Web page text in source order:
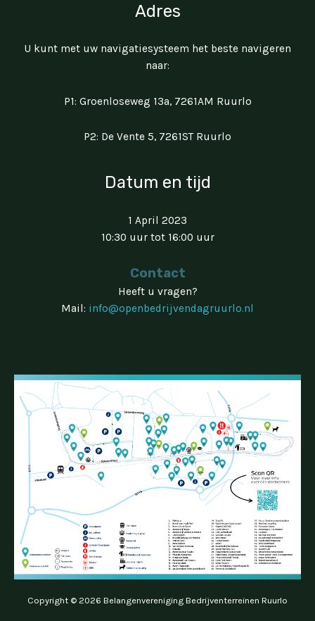
Adres
U kunt met uw navigatiesysteem het beste navigeren
naar:
P1: Groenloseweg 13a, 7261AM Ruurlo
P2: De Vente 5, 7261ST Ruurlo
Datum en tijd
1 April 2023
10:30 uur tot 16:00 uur
Contact
Heeft u vragen?
Mail: info@openbedrijvendagruurlo.nl
Copyright © 2026 Belangenvereniging Bedrijventerreinen Ruurlo